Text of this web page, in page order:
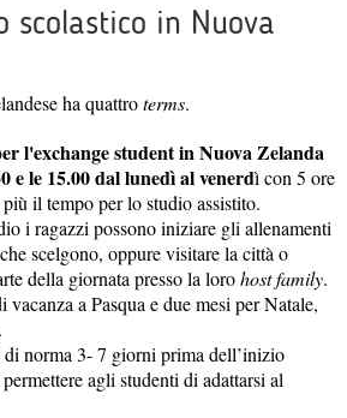
scolastico in Nuova
ha quattroterms.
l'exchange student in Nuova Zelanda
e le 15.00 dal lunedì al venerdì con 5 ore
il tempo per lo studio assistito.
i ragazzi possono iniziare gli allenamenti
scelgono, oppure visitare la città o
della giornata presso la lorohost family.
vacanza a Pasqua e due mesi per Natale,
di norma 3- 7 giorni prima dell’inizio
agli studenti di adattarsi al